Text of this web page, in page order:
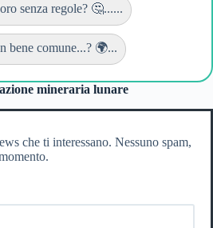
senza regole? 🤔......
bene comune...? 🌍...
mineraria lunare
che ti interessano. Nessuno spam,